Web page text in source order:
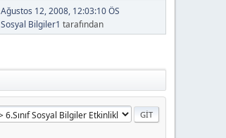
Ağustos 12, 2008, 12:03:10 ÖS
Sosyal Bilgiler1 tarafından